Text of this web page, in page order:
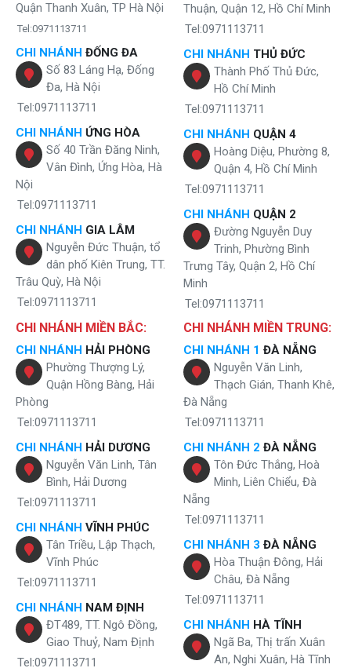
Quận Thanh Xuân, TP Hà Nội
Tel:0971113711
CHI NHÁNH ĐỐNG ĐA
Số 83 Láng Hạ, Đống
Đa, Hà Nội
Tel:0971113711
CHI NHÁNH ỨNG HÒA
Số 40 Trần Đăng Ninh,
Vân Đình, Ứng Hòa, Hà
Nội
Tel:0971113711
CHI NHÁNH GIA LÂM
Nguyễn Đức Thuận, tổ
dân phố Kiên Trung, TT.
Trâu Quỳ, Hà Nội
Tel:0971113711
Thuận, Quận 12, Hồ Chí Minh
Tel:0971113711
CHI NHÁNH THỦ ĐỨC
Thành Phố Thủ Đức,
Hồ Chí Minh
Tel:0971113711
CHI NHÁNH QUẬN 4
Hoàng Diệu, Phường 8,
Quận 4, Hồ Chí Minh
Tel:0971113711
CHI NHÁNH QUẬN 2
Đường Nguyễn Duy
Trinh, Phường Bình
Trưng Tây, Quận 2, Hồ Chí
Minh
Tel:0971113711
CHI NHÁNH MIỀN BẮC:
CHI NHÁNH HẢI PHÒNG
Phường Thượng Lý,
Quận Hồng Bàng, Hải
Phòng
Tel:0971113711
CHI NHÁNH HẢI DƯƠNG
Nguyễn Văn Linh, Tân
Bình, Hải Dương
Tel:0971113711
CHI NHÁNH VĨNH PHÚC
Tân Triều, Lập Thạch,
Vĩnh Phúc
Tel:0971113711
CHI NHÁNH NAM ĐỊNH
ĐT489, TT. Ngô Đồng,
Giao Thuỷ, Nam Định
Tel:0971113711
CHI NHÁNH MIỀN TRUNG:
CHI NHÁNH 1 ĐÀ NẴNG
Nguyễn Văn Linh,
Thạch Gián, Thanh Khê,
Đà Nẵng
Tel:0971113711
CHI NHÁNH 2 ĐÀ NẴNG
Tôn Đức Thắng, Hoà
Minh, Liên Chiểu, Đà
Nẵng
Tel:0971113711
CHI NHÁNH 3 ĐÀ NẴNG
Hòa Thuận Đông, Hải
Châu, Đà Nẵng
Tel:0971113711
CHI NHÁNH HÀ TĨNH
Ngã Ba, Thị trấn Xuân
An, Nghi Xuân, Hà Tĩnh